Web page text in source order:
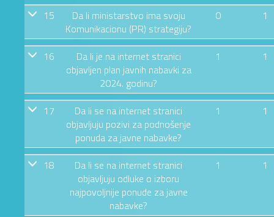
15
Da li ministarstvo ima svoju
Komunikacionu (PR) strategiju?
0 1
16
Da li je na internet stranici
objavljen plan javnih nabavki za
2024. godinu?
1 1
17
Da li se na internet stranici
objavljuju pozivi za podnošenje
ponuda za javne nabavke?
1 1
18
Da li se na internet stranici
objavljuju odluke o izboru
najpovoljnije ponude za javne
nabavke?
1 1